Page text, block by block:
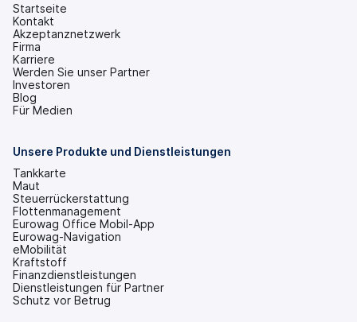
Startseite
Kontakt
Akzeptanznetzwerk
Firma
Karriere
Werden Sie unser Partner
Investoren
(wird
in
Tab
Blog
Für Medien
Unsere Produkte und Dienstleistungen
Tankkarte
Maut
Steuerrückerstattung
Flottenmanagement
Eurowag Office Mobil-App
Eurowag-Navigation
eMobilität
Kraftstoff
Finanzdienstleistungen
Dienstleistungen für Partner
Schutz vor Betrug